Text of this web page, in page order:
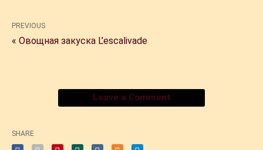
PREVIOUS
« Овощная закуска L’escalivade
Leave a Comment
SHARE